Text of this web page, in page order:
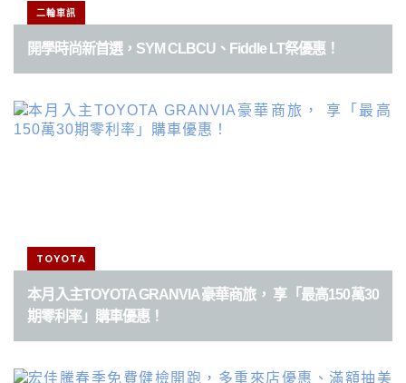
二輪車訊
開學時尚新首選，SYM CLBCU、Fiddle LT祭優惠！
TOYOTA
本月入主TOYOTA GRANVIA豪華商旅， 享「最高150萬30
期零利率」購車優惠！